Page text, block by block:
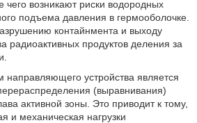
чего возникают риски водородных
подъема давления в гермооболочке.
контайнмента и выходу
радиоактивных продуктов деления за
устройства является
(выравнивания)
активной зоны. Это приводит к тому,
и механическая нагрузки